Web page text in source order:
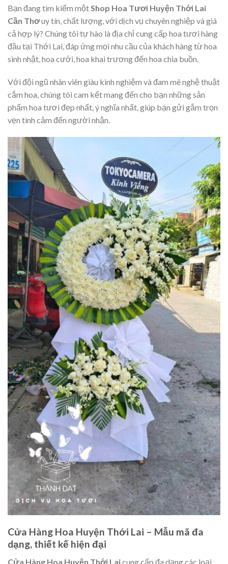
Bạn đang tìm kiếm một Shop Hoa Tươi Huyện Thới Lai
Cần Thơuy tín, chất lượng, với dịch vụ chuyên nghiệp và giá
cả hợp lý? Chúng tôi tự hào là địa chỉ cung cấp hoa tươi hàng
đầu tại Thới Lai, đáp ứng mọi nhu cầu của khách hàng từ hoa
sinh nhật, hoa cưới, hoa khai trương đến hoa chia buồn.
Với đội ngũ nhân viên giàu kinh nghiệm và đam mê nghệ thuật
cắm hoa, chúng tôi cam kết mang đến cho bạn những sản
phẩm hoa tươi đẹp nhất, ý nghĩa nhất, giúp bạn gửi gắm trọn
vẹn tình cảm đến người nhận.
Cửa Hàng Hoa Huyện Thới Lai – Mẫu mã đa
dạng, thiết kế hiện đại
Cửa Hàng Hoa Huyện Thới Laicung cấp đa dạng các loại